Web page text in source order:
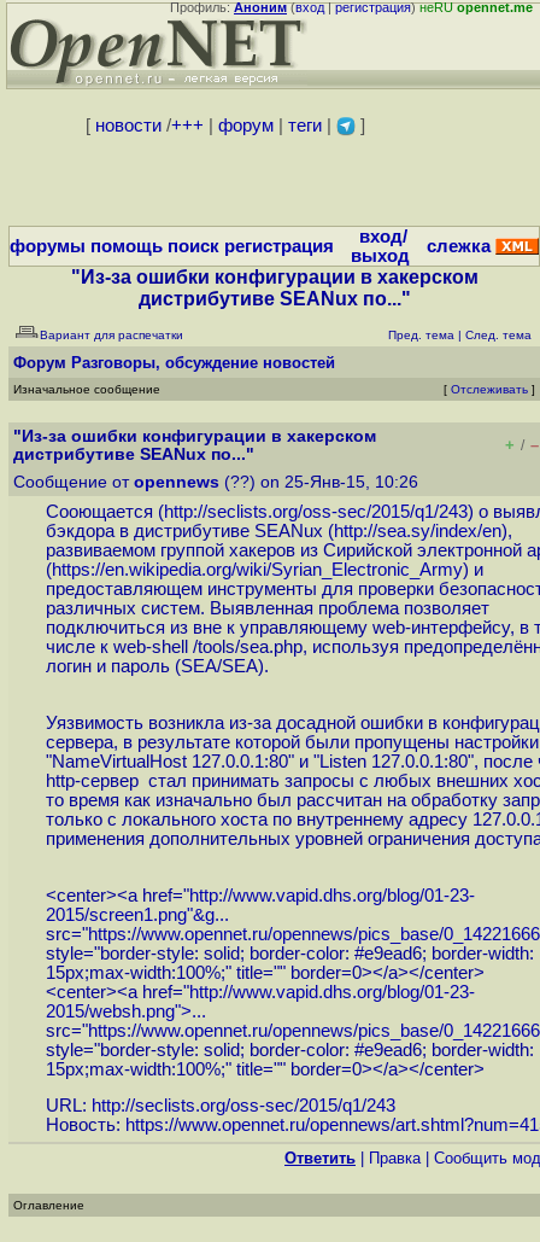
Профиль:Аноним(вход|регистрация)неRUopennet.me
[ новости/+++ форум| теги| ]
форумы помощь поиск регистрация
вход/
выход
слежка
"Из-за ошибки конфигурации в хакерском
дистрибутиве SEANux по..."
Вариант для распечатки Пред. тема | След. тема
Форум Разговоры, обсуждение новостей
Изначальное сообщение [ Отслеживать ]
"Из-за ошибки конфигурации в хакерском
дистрибутиве SEANux по..."
+ / –
Сообщение от opennews (??) on 25-Янв-15, 10:26
Сооющается (http://seclists.org/oss-sec/2015/q1/243) о
бэкдора в дистрибутиве SEANux (http://sea.sy/index/en),
развиваемом группой хакеров из Сирийской электронной
(https://en.wikipedia.org/wiki/Syrian_Electronic_Army) и
предоставляющем инструменты для проверки
различных систем. Выявленная проблема позволяет
подключиться из вне к управляющему web-интерфейсу, в
числе к web-shell /tools/sea.php, используя
логин и пароль (SEA/SEA).
Уязвимость возникла из-за досадной ошибки в
сервера, в результате которой были пропущены настройки
"NameVirtualHost 127.0.0.1:80" и "Listen 127.0.0.1:80", после
http-сервер стал принимать запросы с любых внешних
то время как изначально был рассчитан на обработку
только с локального хоста по внутреннему адресу
применения дополнительных уровней ограничения
<center><a href="http://www.vapid.dhs.org/blog/01-23-
2015/screen1.png"&g...
src="https://www.opennet.ru/opennews/pics_base/
style="border-style: solid; border-color: #e9ead6; border-width:
15px;max-width:100%;" title="" border=0></a></center>
<center><a href="http://www.vapid.dhs.org/blog/01-23-
2015/websh.png">...
src="https://www.opennet.ru/opennews/pics_base/
style="border-style: solid; border-color: #e9ead6; border-width:
15px;max-width:100%;" title="" border=0></a></center>
URL: http://seclists.org/oss-sec/2015/q1/243
Новость: https://www.opennet.ru/opennews/
Ответить Правка| Cообщить
Оглавление